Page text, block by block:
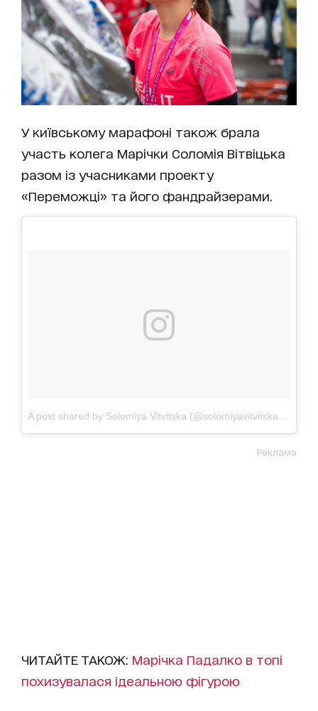
У київському марафоні також брала
участь колега Марічки Соломія Вітвіцька
разом із учасниками проекту
«Переможці» та його фандрайзерами.
Реклама
ЧИТАЙТЕ ТАКОЖ: Марічка Падалко в топі
похизувалася ідеальною фігурою